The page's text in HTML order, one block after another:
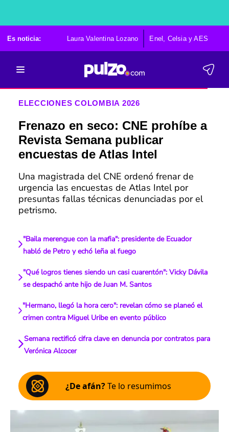
Es noticia: Laura Valentina Lozano Enel, Celsia y AES
ELECCIONES COLOMBIA 2026
Frenazo en seco: CNE prohíbe a
Revista Semana publicar
encuestas de Atlas Intel
Una magistrada del CNE ordenó frenar de
urgencia las encuestas de Atlas Intel por
presuntas fallas técnicas denunciadas por el
petrismo.
"Baila merengue con la mafia": presidente de Ecuador
habló de Petro y echó leña al fuego
"Qué logros tienes siendo un casi cuarentón": Vicky Dávila
se despachó ante hijo de Juan M. Santos
"Hermano, llegó la hora cero": revelan cómo se planeó el
crimen contra Miguel Uribe en evento público
Semana rectificó cifra clave en denuncia por contratos para
Verónica Alcocer
¿De afán?Te lo resumimos